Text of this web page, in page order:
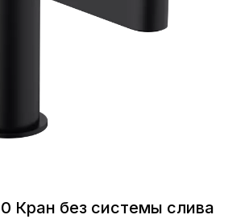
Кран без системы слива